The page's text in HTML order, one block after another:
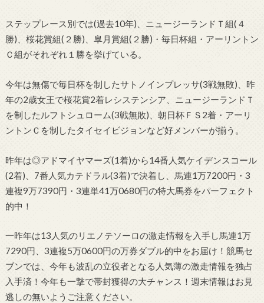
ステップレース別では(過去10年)、ニュージーランドＴ組(４
勝)、桜花賞組(２勝)、皐月賞組(２勝)・毎日杯組・アーリントン
Ｃ組がそれぞれ１勝を挙げている。
今年は無傷で毎日杯を制したサトノインプレッサ(3戦無敗)、昨
年の2歳女王で桜花賞2着レシステンシア、ニュージーランドＴ
を制したルフトシュローム(3戦無敗)、朝日杯ＦＳ2着・アーリ
ントンＣを制したタイセイビジョンなど好メンバーが揃う。
昨年は◎アドマイヤマーズ(1着)から14番人気ケイデンスコール
(2着)、7番人気カテドラル(3着)で決着し、馬連1万7200円・3
連複9万7390円・3連単41万0680円の特大馬券をパーフェクト
的中！
一昨年は13人気のリエノテソーロの激走情報を入手し馬連1万
7290円、3連複5万0600円の万券ダブル的中をお届け！競馬セ
ブンでは、今年も波乱の立役者となる人気薄の激走情報を独占
入手済！今年も一撃で帯封獲得の大チャンス！週末情報はお見
逃しの無いようご注意ください。